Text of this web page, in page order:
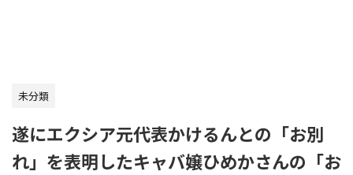
未分類
遂にエクシア元代表かけるんとの「お別
れ」を表明したキャバ嬢ひめかさんの「お